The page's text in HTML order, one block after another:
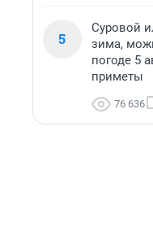
5
Суровой
зима,
погоде 5
приметы
76 636